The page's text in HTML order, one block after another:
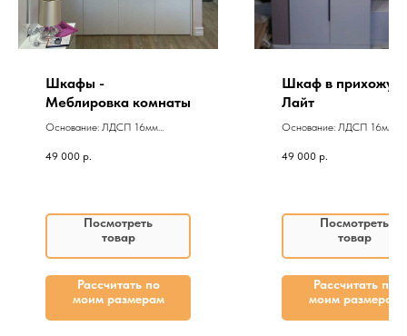
Шкафы -
Меблировка комнаты
Основание: ЛДСП 16мм
(Luxe - материал)
49 000 р.
Посмотреть
товар
Рассчитать по
моим размерам
Шкаф в прихожую
Лайт
Основание: ЛДСП 16мм
(Luxe - материал)
49 000 р.
Посмотреть
товар
Рассчитать по
моим размерам